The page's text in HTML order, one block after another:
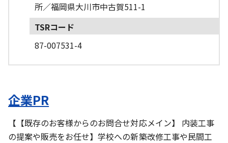
所／福岡県大川市中古賀511-1
TSRコード
87-007531-4
企業PR
【【既存のお客様からのお問合せ対応メイン】 内装工事
の提案や販売をお任せ】学校への新築改修工事や民間工